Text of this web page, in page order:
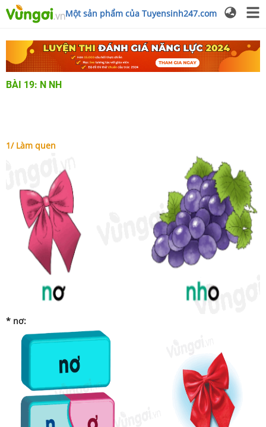
Một sản phẩm của Tuyensinh247.com
BÀI 19: N NH
1/ Làm quen
* nơ: